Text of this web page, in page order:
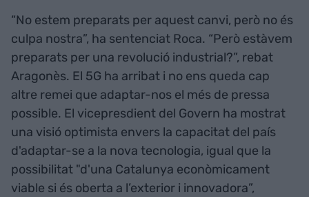
“No estem preparats per aquest canvi, però no és
culpa nostra”, ha sentenciat Roca. “Però estàvem
preparats per una revolució industrial?”, rebat
Aragonès. El 5G ha arribat i no ens queda cap
altre remei que adaptar-nos el més de pressa
possible. El vicepresdient del Govern ha mostrat
una visió optimista envers la capacitat del país
d'adaptar-se a la nova tecnologia, igual que la
possibilitat "d'una Catalunya econòmicament
viable si és oberta a l’exterior i innovadora”,